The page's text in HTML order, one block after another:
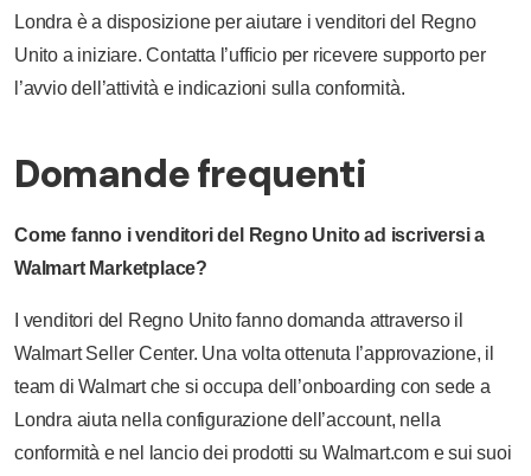
Londra è a disposizione per aiutare i venditori del Regno
Unito a iniziare. Contatta l’ufficio per ricevere supporto per
l’avvio dell’attività e indicazioni sulla conformità.
Domande frequenti
Come fanno i venditori del Regno Unito ad iscriversi a
Walmart Marketplace?
I venditori del Regno Unito fanno domanda attraverso il
Walmart Seller Center. Una volta ottenuta l’approvazione, il
team di Walmart che si occupa dell’onboarding con sede a
Londra aiuta nella configurazione dell’account, nella
conformità e nel lancio dei prodotti su Walmart.com e sui suoi